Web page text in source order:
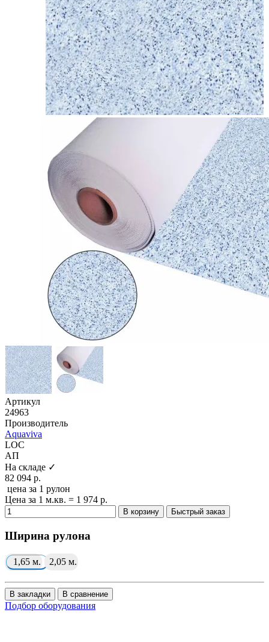
Артикул
24963
Производитель
Aquaviva
LOC
АП
На складе ✓
82 094 р.
цена за 1 рулон
Цена за 1 м.кв. = 1 974 р.
В корзину Быстрый заказ
Ширина рулона
1,65 м. 2,05 м.
В закладки В сравнение
Подбор оборудования